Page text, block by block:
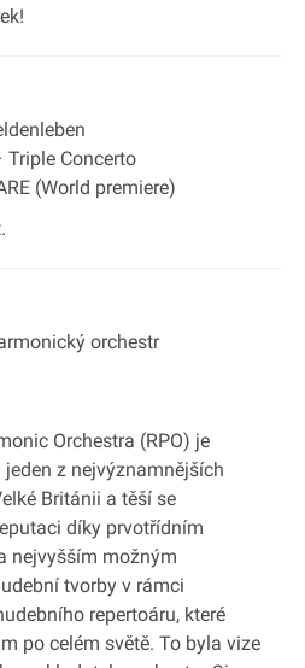
Triple Concerto
(World premiere)
orchestr
Orchestra (RPO) je
z nejvýznamnějších
Británii a těší se
díky prvotřídním
nejvyšším možným
tvorby v rámci
repertoáru, které
po celém světě. To byla vize